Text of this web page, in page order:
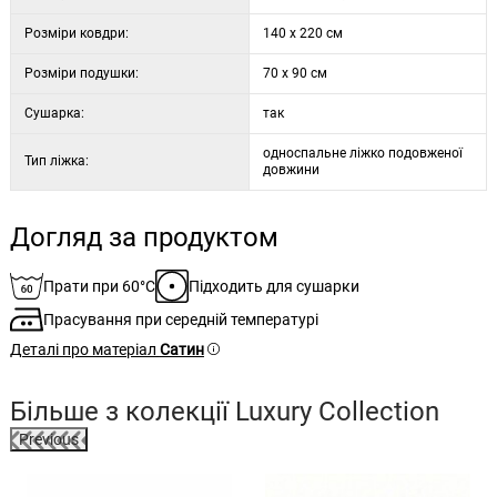
прання матеріал сідає до потрібних розмірів. Вироблено в
Чеській Республіці.
1x підковдра 140 x 220 см
Розміри ковдри: 140 x 220 см
Розміри подушки: 70 x 90 см
Сушарка: так
Тип ліжка:
односпальне ліжко подовженої
довжини
Догляд за продуктом
Прати при 60°C
Підходить для сушарки
Прасування при середній температурі
Деталі про матеріал Сатин
Більше з колекції Luxury Collection
Previous